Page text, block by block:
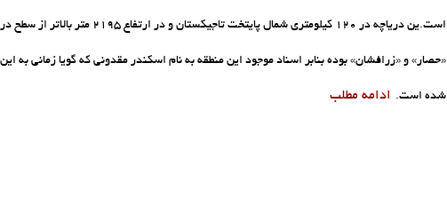
است.ین دریاچه در 120 کیلومتری شمال پایتخت
«حصار» و «زرافشان» بوده بنابر اسناد موجود این منطقه به نام اسکندر مقدونی که گویا زمانی به
شده‌ است. ادامه مطلب